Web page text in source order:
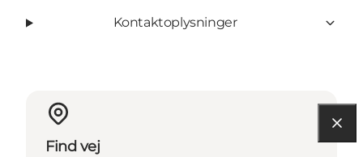
Kontaktoplysninger
Find vej